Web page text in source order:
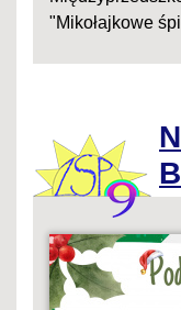
"Mikołajkowe